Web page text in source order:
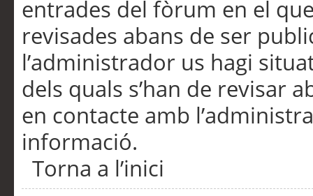
entrades del fòrum en el
revisades abans de ser
l’administrador us hagi
dels quals s’han de revisar
en contacte amb
informació.
Torna a l’inici